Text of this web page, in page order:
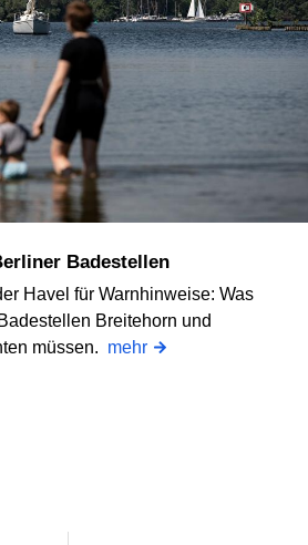
Badestellen
Havel für Warnhinweise: Was
Breitehorn und
müssen. mehr